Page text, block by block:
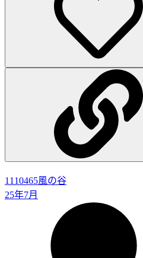
1110465風の谷
25年7月